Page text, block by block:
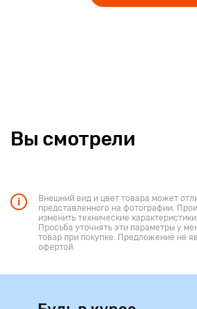
Вы смотрели
Внешний вид и цвет товара может
представленного на фотографии.
изменить технические
Просьба уточнять эти параметры у
товар при покупке. Предложение не
офертой.